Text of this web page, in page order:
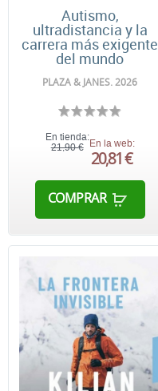
Autismo,
ultradistancia y la
carrera más exigente
del mundo
PLAZA & JANES. 2026
En tienda:
21,90 € En la web:
20,81 €
COMPRAR